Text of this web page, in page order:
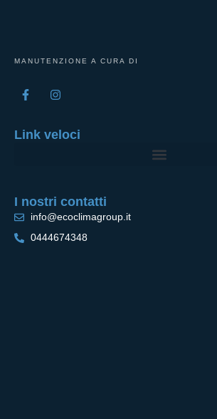
MANUTENZIONE A CURA DI
Link veloci
I nostri contatti
info@ecoclimagroup.it
0444674348